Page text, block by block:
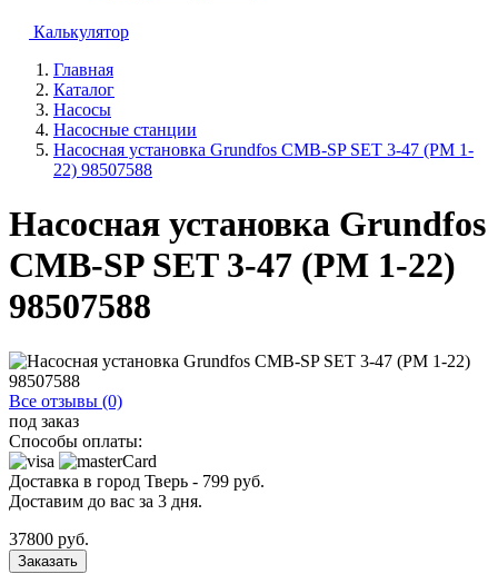
Калькулятор
Главная
Каталог
Насосы
Насосные станции
Насосная установка Grundfos CMB-SP SET 3-47 (PM 1-
22) 98507588
Насосная установка Grundfos
CMB-SP SET 3-47 (PM 1-22)
98507588
Все отзывы (0)
под заказ
Способы оплаты:
Доставка в город Тверь - 799 руб.
Доставим до вас за 3 дня.
37800 руб.
Заказать